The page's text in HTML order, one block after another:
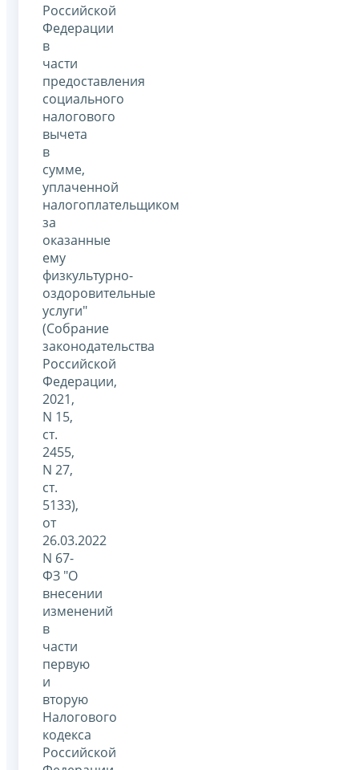
Российской
Федерации
в
части
предоставления
социального
налогового
вычета
в
сумме,
уплаченной
налогоплательщиком
за
оказанные
ему
физкультурно-
оздоровительные
услуги"
(Собрание
законодательства
Российской
Федерации,
2021,
N 15,
ст.
2455,
N 27,
ст.
5133),
от
26.03.2022
N 67-
ФЗ "О
внесении
изменений
в
части
первую
и
вторую
Налогового
кодекса
Российской